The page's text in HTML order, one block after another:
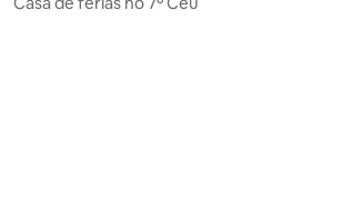
avaliação média de 5, 63 avaliações